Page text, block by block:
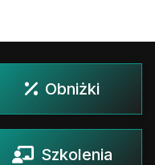
Obniżki
Szkolenia